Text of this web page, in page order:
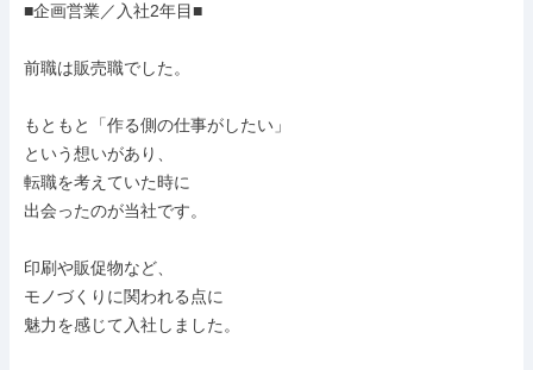
■企画営業／入社2年目■
前職は販売職でした。
もともと「作る側の仕事がしたい」
という想いがあり、
転職を考えていた時に
出会ったのが当社です。
印刷や販促物など、
モノづくりに関われる点に
魅力を感じて入社しました。